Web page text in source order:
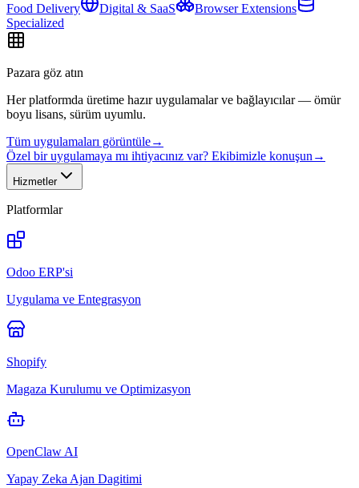
Food Delivery
Digital & SaaS
Browser Extensions
Specialized
Pazara göz atın
Her platformda üretime hazır uygulamalar ve bağlayıcılar — ömür
boyu lisans, sürüm uyumlu.
Tüm uygulamaları görüntüle→
Özel bir uygulamaya mı ihtiyacınız var? Ekibimizle konuşun →
Hizmetler
Platformlar
Odoo ERP'si
Uygulama ve Entegrasyon
Shopify
Magaza Kurulumu ve Optimizasyon
OpenClaw AI
Yapay Zeka Ajan Dagitimi